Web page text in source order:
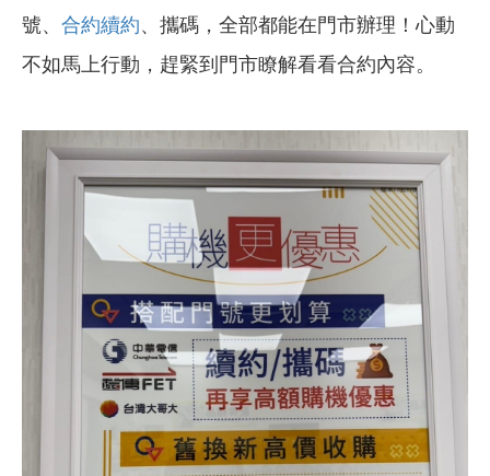
號、 合約續約、攜碼，全部都能在門市辦理！心動
不如馬上行動，趕緊到門市瞭解看看合約內容。